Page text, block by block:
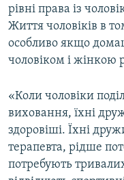
рівні права із
Життя чоловіків в
особливо якщо
чоловіком і жінкою
«Коли чоловіки
виховання, їхні
здоровіші. Їхні
терапевта, рідше
потребують